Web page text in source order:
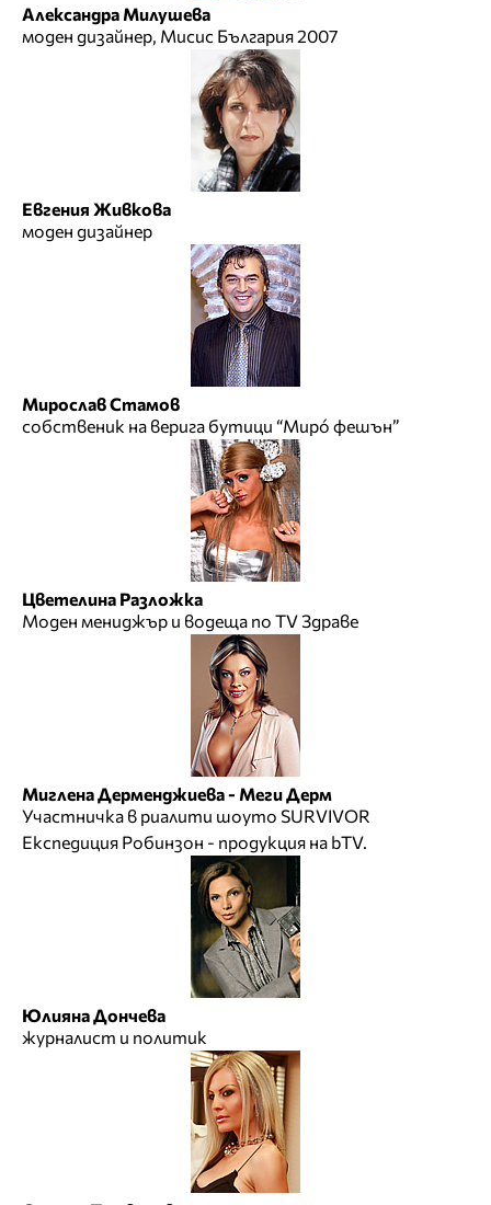
Александра Милушева
моден дизайнер, Мисис България 2007
Евгения Живкова
моден дизайнер
Мирослав Стамов
собственик на верига бутици “Мирó фешън”
Цветелина Разложка
Моден мениджър и водеща по TV Здраве
Миглена Дерменджиева - Меги Дерм
Участничка в риалити шоуто SURVIVOR
Експедиция Робинзон - продукция на bTV.
Юлияна Дончева
журналист и политик